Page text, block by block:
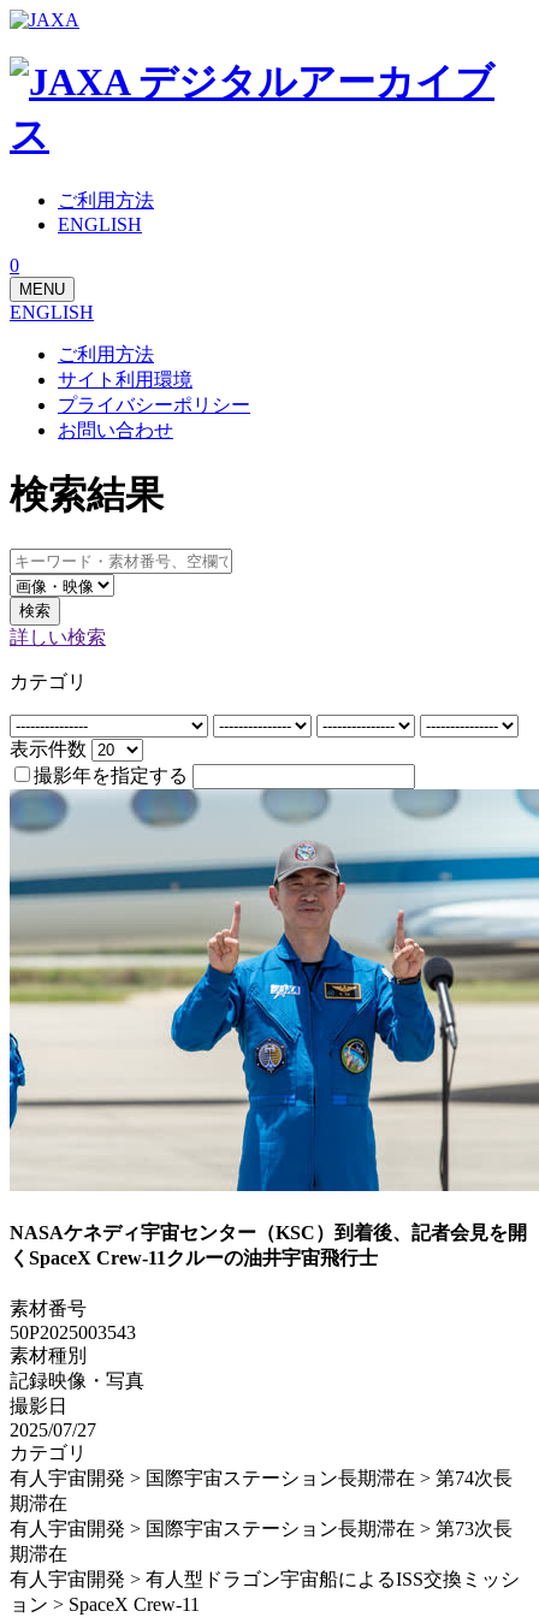
ご利用方法
ENGLISH
0
MENU
ENGLISH
ご利用方法
サイト利用環境
プライバシーポリシー
お問い合わせ
検索結果
検索
詳しい検索
カテゴリ
表示件数
撮影年を指定する
NASAケネディ宇宙センター（KSC）到着後、記者会見を開
くSpaceX Crew-11クルーの油井宇宙飛行士
素材番号
50P2025003543
素材種別
記録映像・写真
撮影日
2025/07/27
カテゴリ
有人宇宙開発 > 国際宇宙ステーション長期滞在 > 第74次長
期滞在
有人宇宙開発 > 国際宇宙ステーション長期滞在 > 第73次長
期滞在
有人宇宙開発 > 有人型ドラゴン宇宙船によるISS交換ミッシ
ョン > SpaceX Crew-11